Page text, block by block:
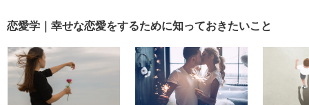
恋愛学｜幸せな恋愛をするために知っておきたいこと